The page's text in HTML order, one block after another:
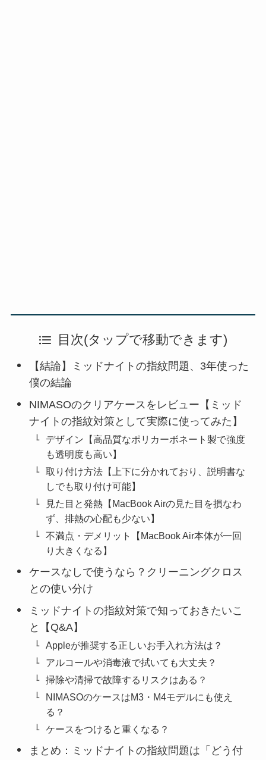
目次(タップで移動できます)
【結論】ミッドナイトの指紋問題、3年使った
僕の結論
NIMASOのクリアケースをレビュー【ミッド
ナイトの指紋対策として実際に使ってみた】
デザイン【高品質なポリカーボネート製で強度
も透明度も高い】
取り付け方法【上下に分かれており、説明書な
しでも取り付け可能】
見た目と発熱【MacBook Airの見た目を損なわ
ず、排熱の心配も少ない】
不満点・デメリット【MacBook Air本体が一回
り大きくなる】
ケースなしで使うなら？クリーニングクロス
との使い分け
ミッドナイトの指紋対策で知っておきたいこ
と【Q&A】
Appleが推奨する正しいお手入れ方法は？
アルコールや消毒液で拭いても大丈夫？
掃除や清掃で故障するリスクはある？
NIMASOのケースはM3・M4モデルにも使え
る？
ケースをつけると重くなる？
まとめ：ミッドナイトの指紋問題は「どう付